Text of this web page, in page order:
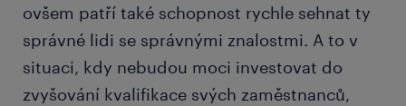
ovšem patří také schopnost rychle sehnat ty
správné lidi se správnými znalostmi. A to v
situaci, kdy nebudou moci investovat do
zvyšování kvalifikace svých zaměstnanců,